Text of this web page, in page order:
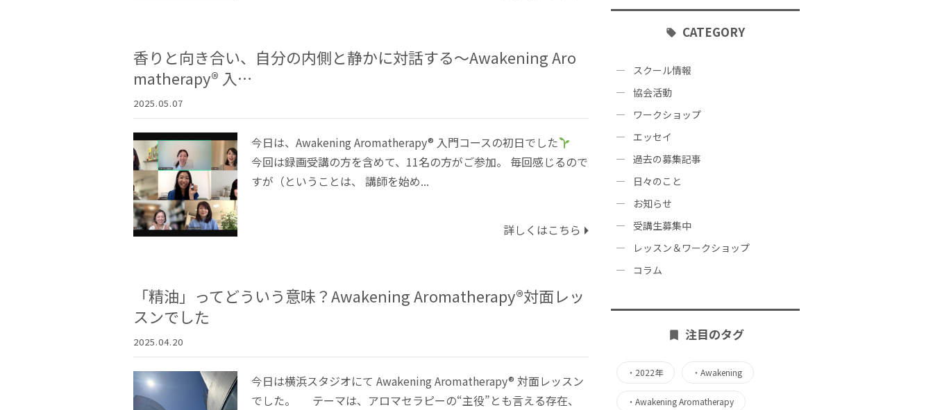
香りと向き合い、自分の内側と静かに対話する〜Awakening Aro
matherapy®︎ 入…
2025.05.07
今日は、Awakening Aromatherapy®︎ 入門コースの初日でした
今回は録画受講の方を含めて、11名の方がご参加。 毎回感じるので
すが（ということは、 講師を始め...
詳しくはこちら
「精油」ってどういう意味？Awakening Aromatherapy®対面レッ
スンでした
2025.04.20
今日は横浜スタジオにて Awakening Aromatherapy®︎ 対面レッスン
でした。 テーマは、アロマセラピーの“主役”とも言える存在、
CATEGORY
スクール情報
協会活動
ワークショップ
エッセイ
過去の募集記事
日々のこと
お知らせ
受講生募集中
レッスン＆ワークショップ
コラム
注目のタグ
・ 2022年 ・ Awakening
・ Awakening Aromatherapy